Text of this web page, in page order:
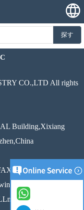
探す
CO.,LTD All rights
Building,Xixiang
：86-755-83660251
フル